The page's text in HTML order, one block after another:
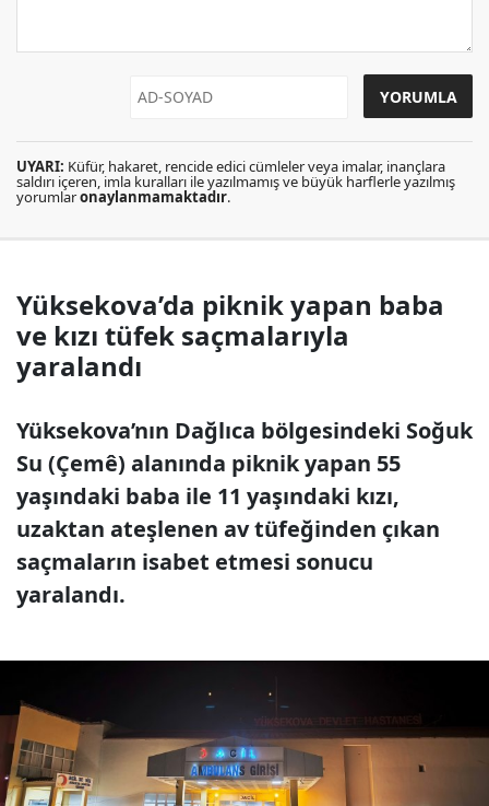
UYARI: Küfür, hakaret, rencide edici cümleler veya imalar, inançlara
saldırı içeren, imla kuralları ile yazılmamış ve büyük harflerle yazılmış
yorumlaronaylanmamaktadır.
Yüksekova’da piknik yapan baba
ve kızı tüfek saçmalarıyla
yaralandı
Yüksekova’nın Dağlıca bölgesindeki Soğuk
Su (Çemê) alanında piknik yapan 55
yaşındaki baba ile 11 yaşındaki kızı,
uzaktan ateşlenen av tüfeğinden çıkan
saçmaların isabet etmesi sonucu
yaralandı.